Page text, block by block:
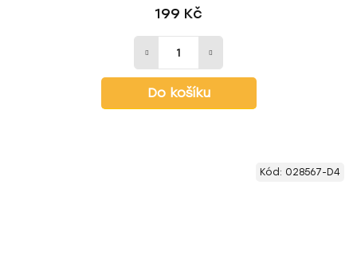
199 Kč
Do košíku
Kód: 028567-D4